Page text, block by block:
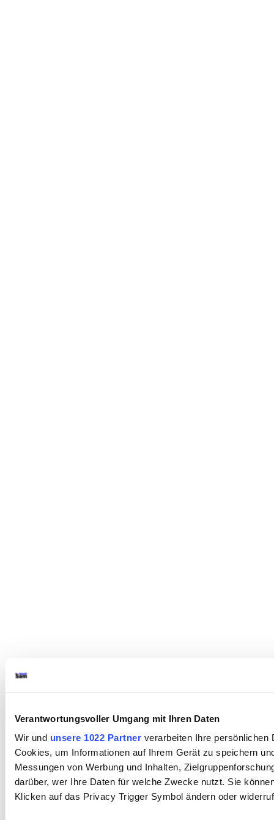
Verantwortungsvoller Umgang mit Ihren Daten
Wir und unsere 1022 Partnerverarbeiten Ihre persönlichen
Cookies, um Informationen auf Ihrem Gerät zu speichern
Messungen von Werbung und Inhalten,
darüber, wer Ihre Daten für welche Zwecke nutzt. Sie
Klicken auf das Privacy Trigger Symbol ändern oder